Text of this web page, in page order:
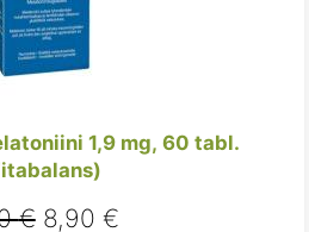
1,9 mg, 60 tabl.
€ Alkuperäinen
8,90 €Nykyinen